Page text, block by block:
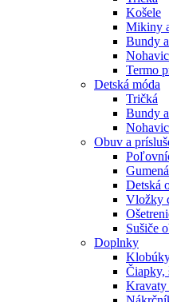
Košele
Mikiny
Bundy
Termo
Detská móda
Tričká
Bundy
Obuv a
Detská
Vložky
Sušiče
Doplnky
Čiapky,
Kravaty